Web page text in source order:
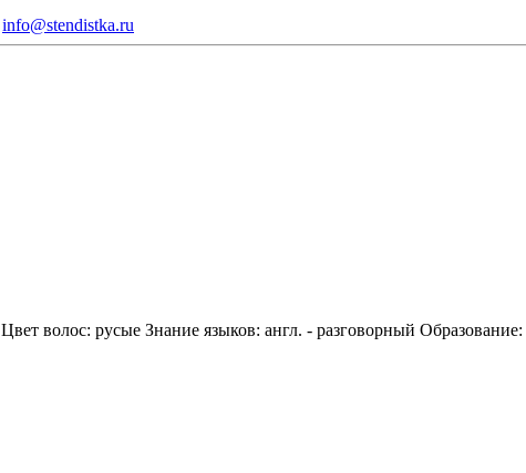
info@stendistka.ru
Цвет волос: русые Знание языков: англ. - разговорный Образование: